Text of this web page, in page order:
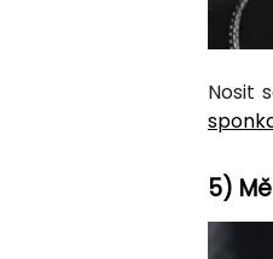
Nosit
5)